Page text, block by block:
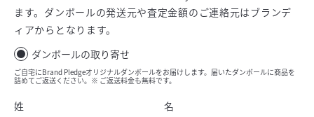
ます。ダンボールの発送元や査定金額のご連絡元はブランデ
ィアからとなります。
ダンボールの取り寄せ
ご自宅にBrand Pledgeオリジナルダンボールをお届けします。届いたダンボールに商品を
詰めてご返送ください。※ ご返送料金も無料です。
姓 名